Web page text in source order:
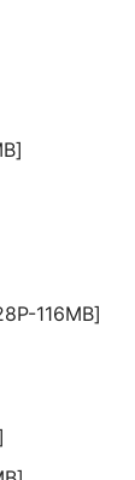
116MB]